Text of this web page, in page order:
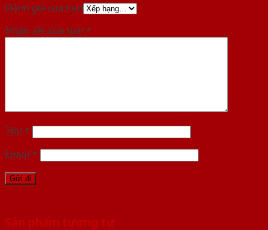
Đánh giá của bạn
Nhận xét của bạn *
Tên *
Email *
Sản phẩm tương tự